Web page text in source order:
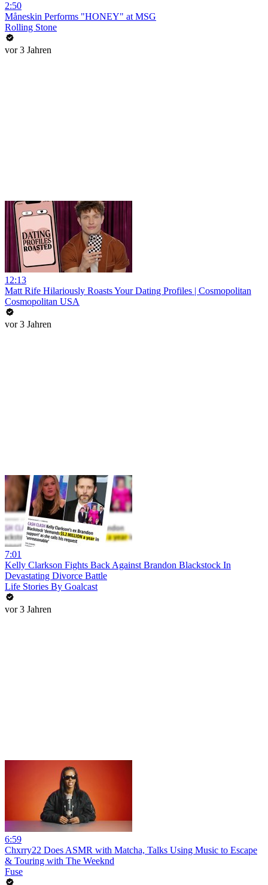
2:50
Måneskin Performs "HONEY" at MSG
Rolling Stone
vor 3 Jahren
12:13
Matt Rife Hilariously Roasts Your Dating Profiles | Cosmopolitan
Cosmopolitan USA
vor 3 Jahren
7:01
Kelly Clarkson Fights Back Against Brandon Blackstock In
Devastating Divorce Battle
Life Stories By Goalcast
vor 3 Jahren
6:59
Chxrry22 Does ASMR with Matcha, Talks Using Music to Escape
& Touring with The Weeknd
Fuse